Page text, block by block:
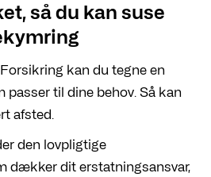
så du kan suse
kan du tegne en
til dine behov. Så kan
afsted.
den lovpligtige
dækker dit erstatningsansvar,